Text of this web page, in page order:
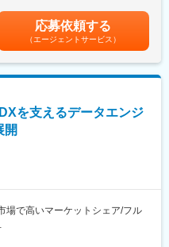
「＋STORY」で成長をサポー
発4課に配属されます。技術者同
で製品の品質向上を目指してい
クマトリックス株式会社」医
社です。
システムの開発から運営までを手
いう当社の思いは、日本国内だ
ルとタイに駐在所を置き、現地
業績により変動あり）賃金はあ
を通じて上下する可能性があり
た表記です。
応募依頼する
（エージェントサービス）
を支えるデータエンジ
開
場で高いマーケットシェア/フル